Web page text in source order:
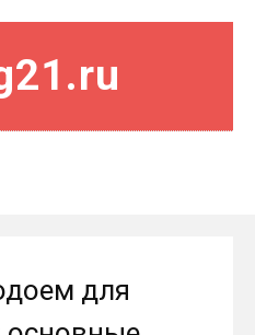
для